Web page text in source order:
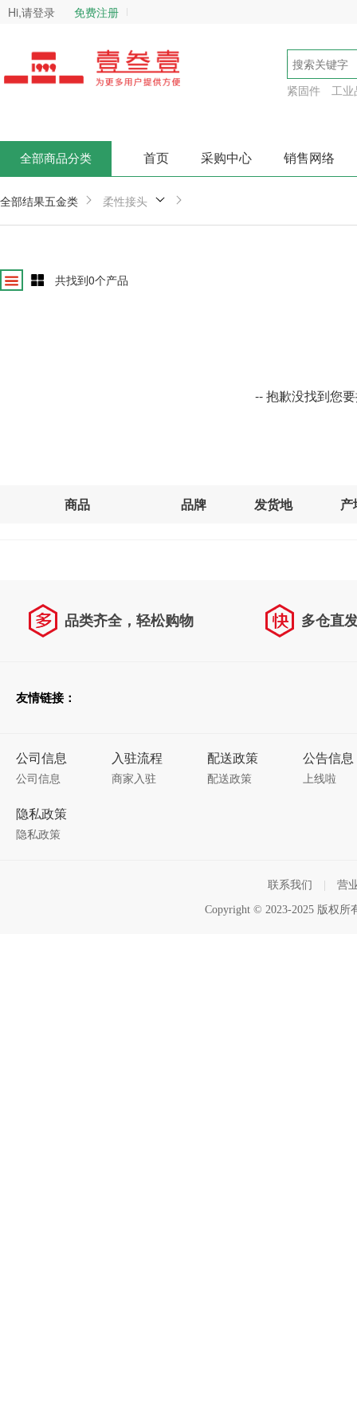
Hi,请登录 免费注册
紧固件 工业
全部商品分类 首页 采购中心 销售网络
全部结果五金类 柔性接头
共找到0个产品
-- 抱歉没找到您
商品 品牌 发货地 产
品类齐全，轻松购物 多仓直
友情链接：
公司信息
公司信息
入驻流程
商家入驻
配送政策
配送政策
公告信息
上线啦
隐私政策
隐私政策
联系我们 营
Copyright © 2023-2025 版权所